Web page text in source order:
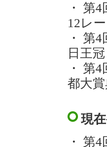
・ 第
12レ
・ 第
日王
・ 第
都大
現
・ 第